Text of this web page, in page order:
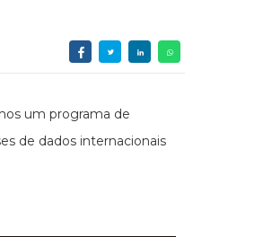
um programa de
de dados internacionais